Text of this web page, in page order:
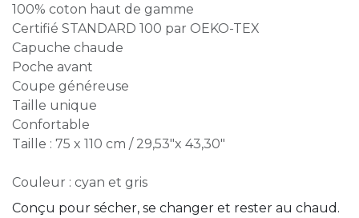
100% coton haut de gamme
Certifié STANDARD 100 par OEKO-TEX
Capuche chaude
Poche avant
Coupe généreuse
Taille unique
Confortable
Taille : 75 x 110 cm / 29,53″x 43,30″
Couleur : cyan et gris
Conçu pour sécher, se changer et rester au chaud.